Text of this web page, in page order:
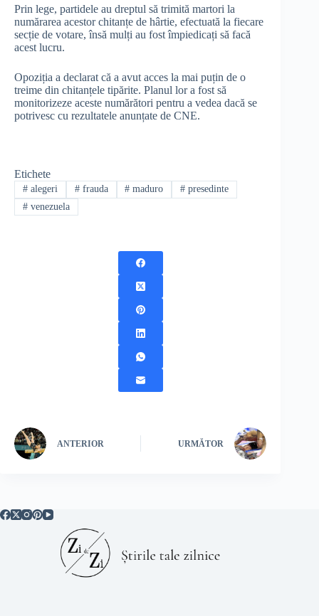
Prin lege, partidele au dreptul să trimită martori la
numărarea acestor chitanțe de hârtie, efectuată la fiecare
secție de votare, însă mulți au fost împiedicați să facă
acest lucru.
Opoziția a declarat că a avut acces la mai puțin de o
treime din chitanțele tipărite. Planul lor a fost să
monitorizeze aceste numărători pentru a vedea dacă se
potrivesc cu rezultatele anunțate de CNE.
Etichete
#alegeri #frauda # maduro # presedinte
#venezuela
ANTERIOR URMĂTOR